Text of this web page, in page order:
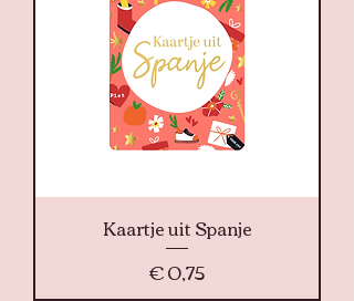
Kaartje uit Spanje
Prijs
€ 0,75